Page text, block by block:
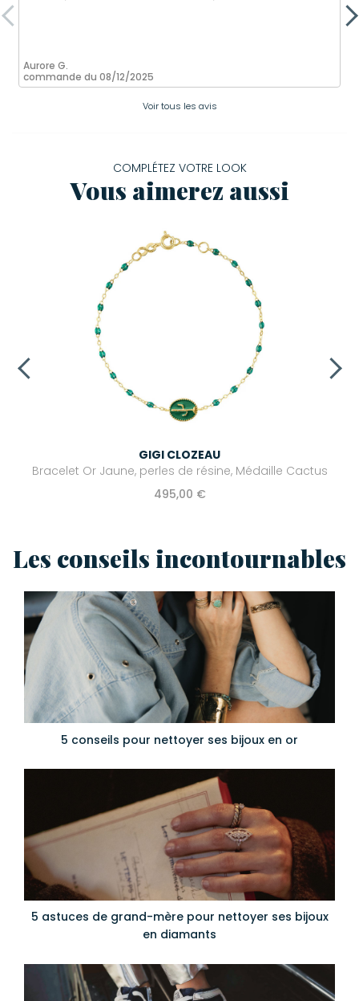
Aurore G.
commande du 08/12/2025
Voir tous les avis
COMPLÉTEZ VOTRE LOOK
Vous aimerez aussi
GIGI CLOZEAU
Bracelet Or Jaune, perles de résine, Médaille Cactus
495,00 €
Les conseils incontournables
5 conseils pour nettoyer ses bijoux en or
5 astuces de grand-mère pour nettoyer ses bijoux
en diamants